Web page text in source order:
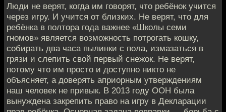
Люди не верят, когда им говорят, что ребёнок учится
через игру. И учится от близких. Не верят, что для
ребёнка в полтора года важнее «Школы семи
гномов» является возможность потрогать кошку,
собирать два часа пылинки с пола, измазаться в
грязи и слепить свой первый снежок. Не верят,
потому что им просто и доступно никто не
объясняет, а доверять априорным утверждениям
наш человек не привык. В 2013 году ООН была
вынуждена закрепить право на игру в Декларации